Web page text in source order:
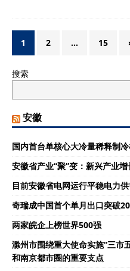
1 2 … 15
搜索
安徽
国内首台单核心大冷量稀释制
安徽省产业“聚”变：新兴产业
目前安徽省电网运行平稳电力
奇瑞成中国首个单月出口突破
两家皖企上榜世界500强
滁州市围绕重大使命实施“三
和南京都市圈的重要支点